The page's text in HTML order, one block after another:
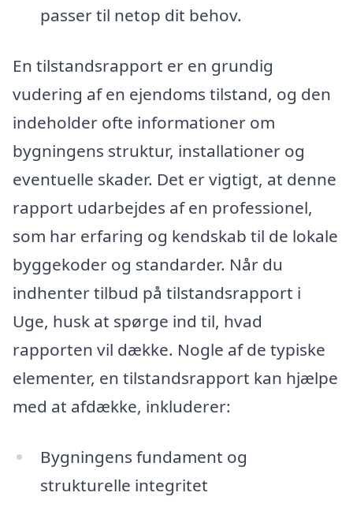
passer til netop dit behov.
En tilstandsrapport er en grundig
vudering af en ejendoms tilstand, og den
indeholder ofte informationer om
bygningens struktur, installationer og
eventuelle skader. Det er vigtigt, at denne
rapport udarbejdes af en professionel,
som har erfaring og kendskab til de lokale
byggekoder og standarder. Når du
indhenter tilbud på tilstandsrapport i
Uge, husk at spørge ind til, hvad
rapporten vil dække. Nogle af de typiske
elementer, en tilstandsrapport kan hjælpe
med at afdække, inkluderer:
Bygningens fundament og
strukturelle integritet